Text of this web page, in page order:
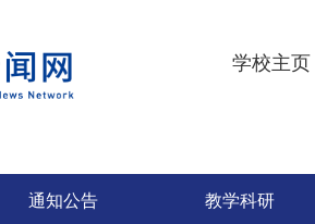
学校主页
通知公告 教学科研